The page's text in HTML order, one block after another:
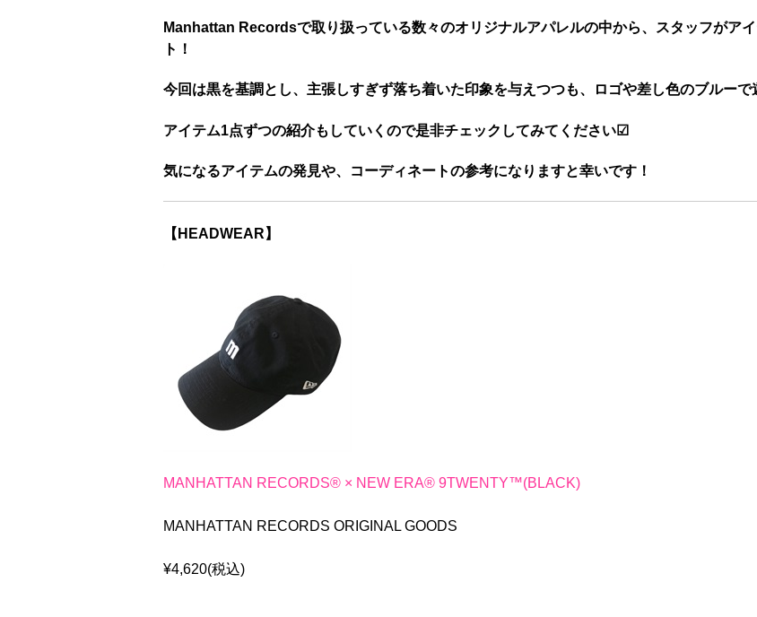
Manhattan Recordsで取り扱っている数々のオリジナルアパレルの中から、スタッフがア
ト！
今回は黒を基調とし、主張しすぎず落ち着いた印象を与えつつも、ロゴや差し色のブルーで
アイテム1点ずつの紹介もしていくので是非チェックしてみてください☑
気になるアイテムの発見や、コーディネートの参考になりますと幸いです！
【HEADWEAR】
MANHATTAN RECORDS® × NEW ERA® 9TWENTY™(BLACK)
MANHATTAN RECORDS ORIGINAL GOODS
¥4,620(税込)